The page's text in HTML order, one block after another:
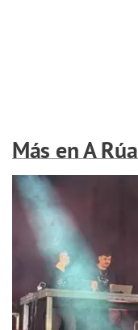
Más en A Rúa